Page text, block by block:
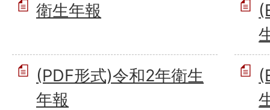
衛生年報
(PDF形式)令和2年衛生
年報